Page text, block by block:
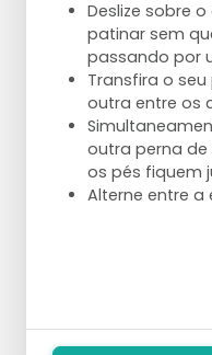
Deslize sobre
patinar sem
passando por
Transfira o
outra entre os
outra perna
os pés fiquem
Alterne entre a